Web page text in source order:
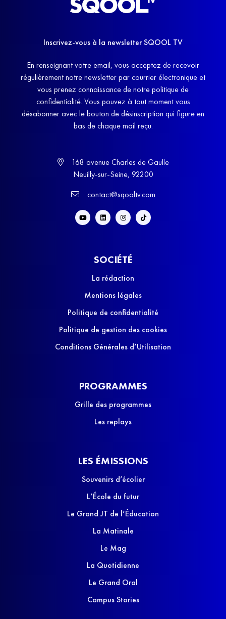
Inscrivez-vous à la newsletter SQOOL TV
En renseignant votre email, vous acceptez de recevoir
régulièrement notre newsletter par courrier électronique et
vous prenez connaissance de notre politique de
confidentialité. Vous pouvez à tout moment vous
désabonner avec le bouton de désinscription qui figure en
bas de chaque mail reçu.
168 avenue Charles de Gaulle
Neuilly-sur-Seine, 92200
contact@sqooltv.com
SOCIÉTÉ
La rédaction
Mentions légales
Politique de confidentialité
Politique de gestion des cookies
Conditions Générales d’Utilisation
PROGRAMMES
Grille des programmes
Les replays
LES ÉMISSIONS
Souvenirs d’écolier
L’École du futur
Le Grand JT de l’Éducation
La Matinale
Le Mag
La Quotidienne
Le Grand Oral
Campus Stories